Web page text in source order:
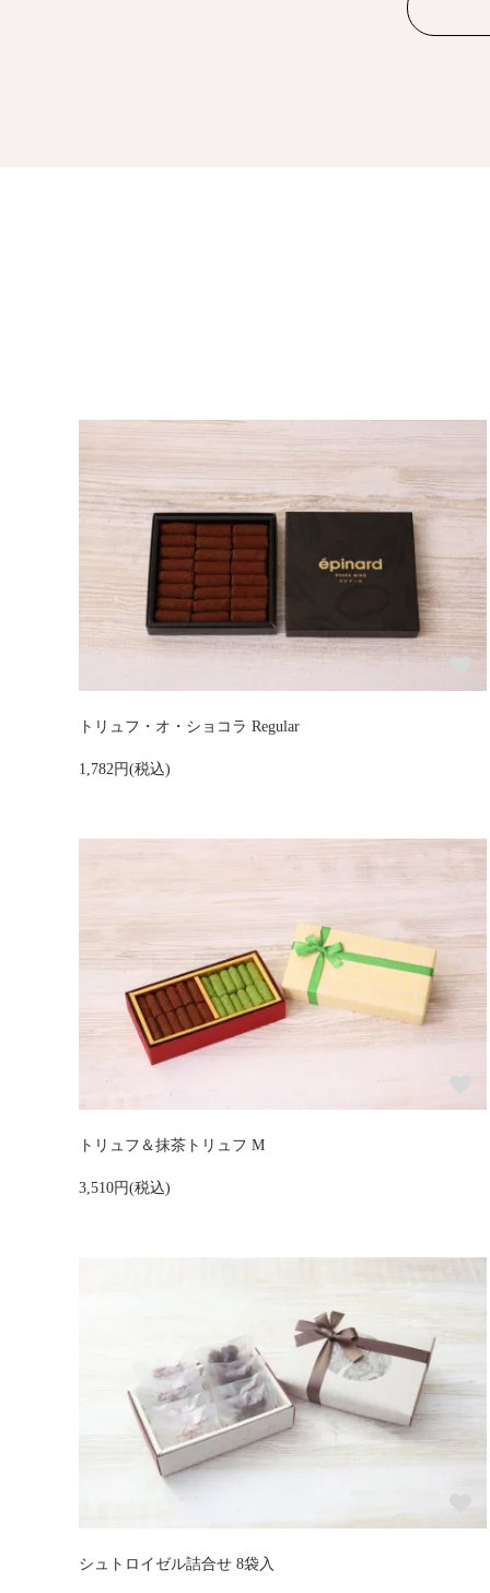
トリュフ・オ・ショコラ Regular
1,782円(税込)
トリュフ＆抹茶トリュフ M
3,510円(税込)
シュトロイゼル詰合せ 8袋入